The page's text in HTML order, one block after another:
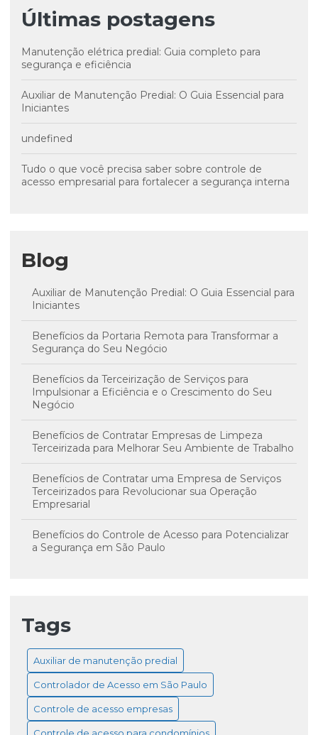
Últimas postagens
Manutenção elétrica predial: Guia completo para
segurança e eficiência
Auxiliar de Manutenção Predial: O Guia Essencial para
Iniciantes
undefined
Tudo o que você precisa saber sobre controle de
acesso empresarial para fortalecer a segurança interna
Blog
Auxiliar de Manutenção Predial: O Guia Essencial para
Iniciantes
Benefícios da Portaria Remota para Transformar a
Segurança do Seu Negócio
Benefícios da Terceirização de Serviços para
Impulsionar a Eficiência e o Crescimento do Seu
Negócio
Benefícios de Contratar Empresas de Limpeza
Terceirizada para Melhorar Seu Ambiente de Trabalho
Benefícios de Contratar uma Empresa de Serviços
Terceirizados para Revolucionar sua Operação
Empresarial
Benefícios do Controle de Acesso para Potencializar
a Segurança em São Paulo
Como a portaria eletrônica revoluciona a segurança e
a comodidade em condomínios
Como Escolher o Controle de Acesso Ideal para
Empresas e Garantir Segurança Eficiente
Como o Auxiliar de Manutenção Predial Contribui
para a Segurança e o Conforto dos Ambientes
Tags
Auxiliar de manutenção predial
Controlador de Acesso em São Paulo
Controle de acesso empresas